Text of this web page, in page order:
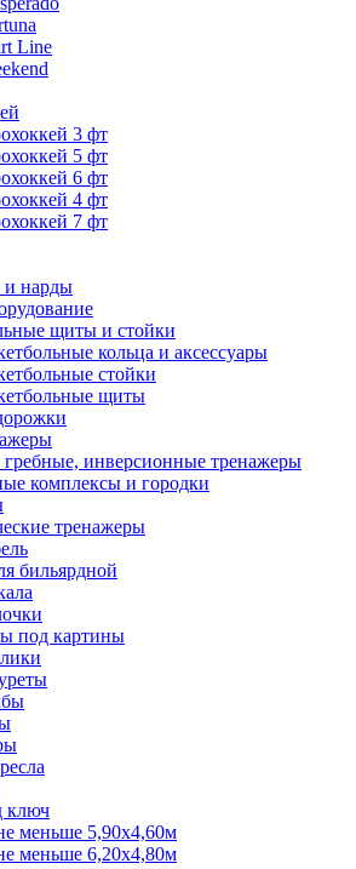
Line
3 фт
5 фт
6 фт
4 фт
7 фт
нарды
щиты и стойки
кольца и аксессуары
стойки
щиты
инверсионные тренажеры
комплексы и городки
тренажеры
бильярдной
под картины
ключ
меньше 5,90х4,60м
меньше 6,20х4,80м